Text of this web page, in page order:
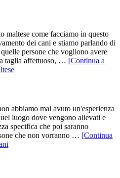
maltese come facciamo in questo
dei cani e stiamo parlando di
persone che vogliono avere
taglia affettuoso, … [Continua a
abbiamo mai avuto un'esperienza
luogo dove vengono allevati e
specifica che poi saranno
che non vorranno … [Continua